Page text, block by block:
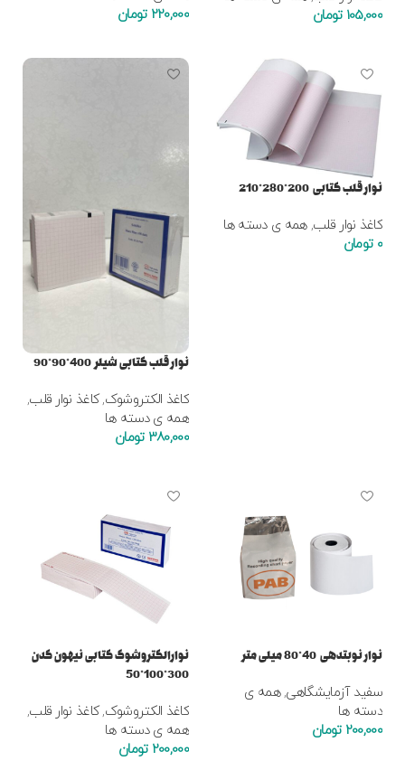
105,000 تومان
220,000 تومان
نوار قلب کتابی 200*280*210
کاغذ نوار قلب,همه ی دسته ها
0 تومان
نوار قلب کتابی شیلر 400*90*90
کاغذ الکتروشوک,کاغذ نوار قلب,
همه ی دسته ها
380,000 تومان
نوار نوبتدهی 40*80 میلی متر
سفید آزمایشگاهی,همه ی
دسته ها
200,000 تومان
نوارالکتروشوک کتابی نیهون کدن
300*100*50
کاغذ الکتروشوک,کاغذ نوار قلب,
همه ی دسته ها
200,000 تومان